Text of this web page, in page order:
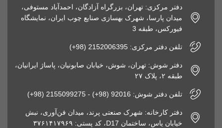
دفتر مرکزی: تهران، بزرگراه آزادگان، احمدآباد مستوفی،
میدان پارسا، شهرک بهسازی صنایع چوب ایران، نمایشگاه
فیورکس، طبقه 3
تلفن دفتر مرکزی: 2152006395 (98+)
دفتر شوش: تهران، شوش، خیابان صابونیان، پاساژ ایرانیان،
طبقه ۲، پلاک ۲۷
تلفن دفتر شوش: 92016 (98+) - 2155099275 (98+)
دفتر کارخانه: شهرک صنعتی پرند، میدان فن‌آوری، نبش
خیابان یاس، ساختمان D17، کد پستی: ۳۷۶۱۴۱۷۹۶۹